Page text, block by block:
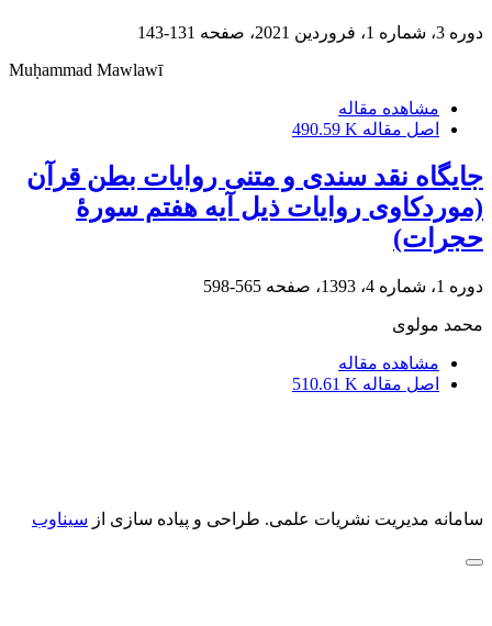
دوره 3، شماره 1، فروردین 2021، صفحه
131-143
Muḥammad Mawlawī
مشاهده مقاله
اصل مقاله 490.59 K
جایگاه نقد سندی و متنی روایات بطن قرآن
(موردکاوی روایات ذیل آیه هفتم سورۀ
حجرات)
دوره 1، شماره 4، 1393، صفحه 565-598
محمد مولوی
مشاهده مقاله
اصل مقاله 510.61 K
سامانه مدیریت نشریات علمی. طراحی و پیاده سازی از سیناوب